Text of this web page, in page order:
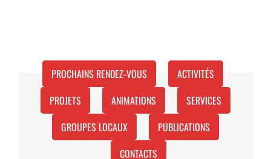
PROCHAINS RENDEZ-VOUS
ACTIVITÉS
PROJETS
ANIMATIONS
SERVICES
GROUPES LOCAUX
PUBLICATIONS
CONTACTS